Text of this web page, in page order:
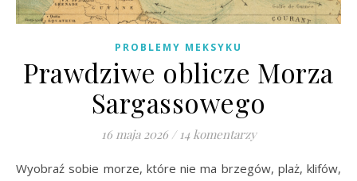
PROBLEMY MEKSYKU
Prawdziwe oblicze Morza
Sargassowego
16 maja 2026 / 14 komentarzy
Wyobraź sobie morze, które nie ma brzegów, plaż, klifów,